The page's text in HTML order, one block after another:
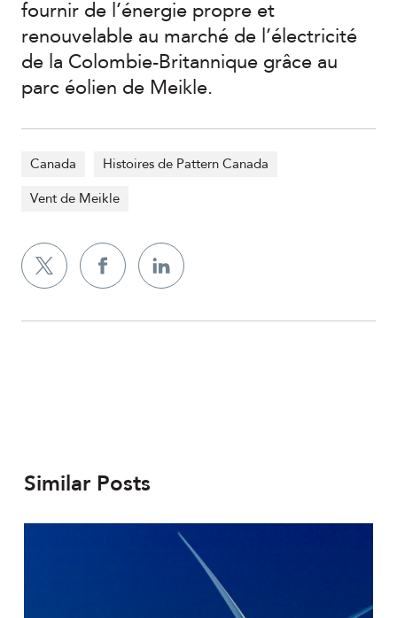
fournir de l’énergie propre et
renouvelable au marché de l’électricité
de la Colombie-Britannique grâce au
parc éolien de Meikle.
Canada Histoires de Pattern Canada
Vent de Meikle
Similar Posts